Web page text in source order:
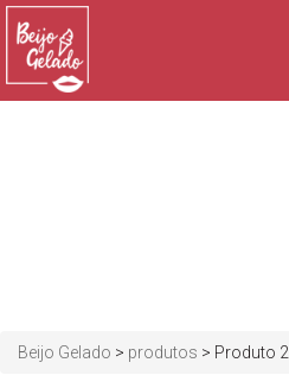
Beijo Gelado > produtos > Produto 2